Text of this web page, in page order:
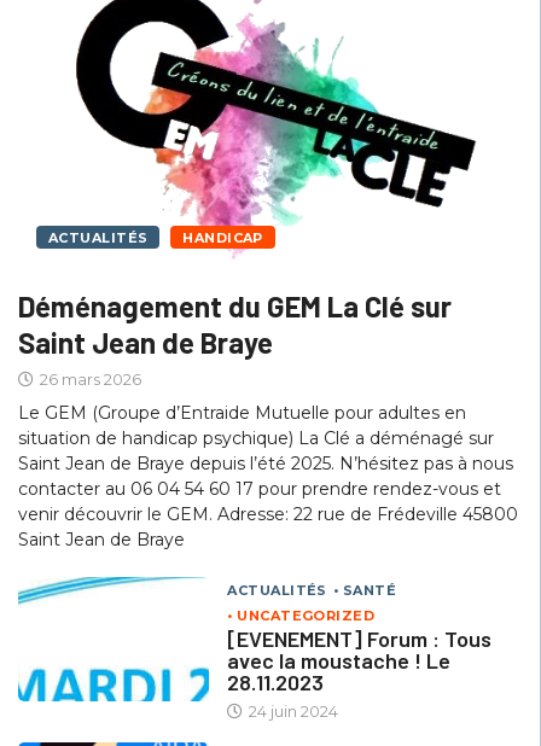
ACTUALITÉS HANDICAP
Déménagement du GEM La Clé sur
Saint Jean de Braye
26 mars 2026
Le GEM (Groupe d’Entraide Mutuelle pour adultes en
situation de handicap psychique) La Clé a déménagé sur
Saint Jean de Braye depuis l’été 2025. N’hésitez pas à nous
contacter au 06 04 54 60 17 pour prendre rendez-vous et
venir découvrir le GEM. Adresse: 22 rue de Frédeville 45800
Saint Jean de Braye
ACTUALITÉS
SANTÉ
UNCATEGORIZED
[EVENEMENT] Forum : Tous
avec la moustache ! Le
28.11.2023
24 juin 2024